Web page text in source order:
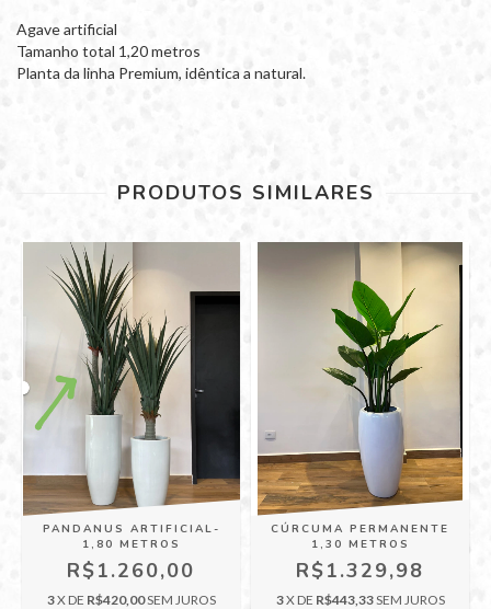
Agave artificial
Tamanho total 1,20 metros
Planta da linha Premium, idêntica a natural.
PRODUTOS SIMILARES
PANDANUS ARTIFICIAL-
1,80 METROS
R$1.260,00
3X DE R$420,00SEM JUROS
CÚRCUMA PERMANENTE
1,30 METROS
R$1.329,98
3X DE R$443,33SEM JUROS